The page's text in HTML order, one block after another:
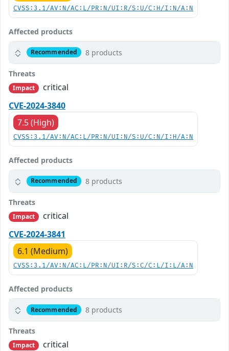
CVSS:3.1/AV:N/AC:L/PR:N/UI:R/S:U/C:H/I:N/A:N
Affected products
Recommended 8 products
Threats
Impact
critical
CVE-2024-3840
7.5 (High)
CVSS:3.1/AV:N/AC:L/PR:N/UI:N/S:U/C:N/I:H/A:N
Affected products
Recommended 8 products
Threats
Impact
critical
CVE-2024-3841
6.1 (Medium)
CVSS:3.1/AV:N/AC:L/PR:N/UI:R/S:C/C:L/I:L/A:N
Affected products
Recommended 8 products
Threats
Impact
critical